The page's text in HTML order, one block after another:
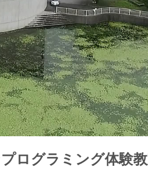
プログラミング体験